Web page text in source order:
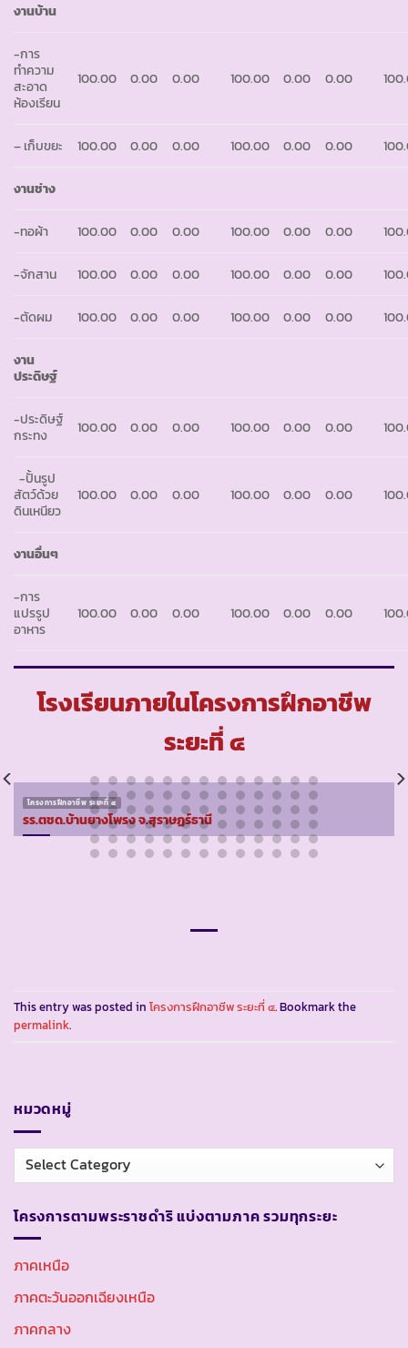
งานบ้าน
-การ
ทำความ
สะอาด
ห้องเรียน
100.00 0.00 0.00 100.00 0.00 0.00
– เก็บขยะ 100.00 0.00 0.00 100.00 0.00 0.00
งานช่าง
-ทอผ้า 100.00 0.00 0.00 100.00 0.00 0.00
-จักสาน 100.00 0.00 0.00 100.00 0.00 0.00
-ตัดผม 100.00 0.00 0.00 100.00 0.00 0.00
งาน
ประดิษฐ์
-ประดิษฐ์
กระทง
100.00 0.00 0.00 100.00 0.00 0.00
-ปั้นรูป
สัตว์ด้วย
ดินเหนียว
100.00 0.00 0.00 100.00 0.00 0.00
งานอื่นๆ
-การ
แปรรูป
อาหาร
100.00 0.00 0.00 100.00 0.00 0.00
โรงเรียนภายในโครงการฝึกอาชีพ
ระยะที่ ๔
โครงการฝึกอาชีพ ระยะที่ ๔
รร.ตชด.บ้านยางโพรง จ.สุราษฏร์ธานี
This entry was posted in โครงการฝึกอาชีพ ระยะที่ ๔. Bookmark the
permalink.
หมวดหมู่
หมวด
หมู่
โครงการตามพระราชดำริ แบ่งตามภาค รวมทุกระยะ
ภาคเหนือ
ภาคตะวันออกเฉียงเหนือ
ภาคกลาง